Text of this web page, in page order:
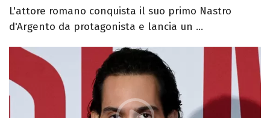
L'attore romano conquista il suo primo Nastro
d'Argento da protagonista e lancia un ...